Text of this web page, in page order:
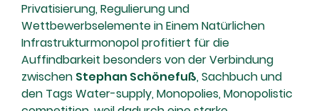
Privatisierung, Regulierung und
Wettbewerbselemente in Einem Natürlichen
Infrastrukturmonopol profitiert für die
Auffindbarkeit besonders von der Verbindung
zwischen Stephan Schönefuß, Sachbuch und
den Tags Water-supply, Monopolies, Monopolistic